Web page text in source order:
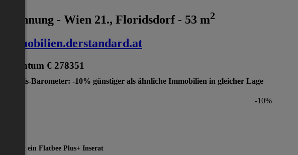
Wohnung - Wien 21., Floridsdorf - 53 m2
immobilien.derstandard.at
Eigentum € 278351
Preis-Barometer: -10% günstiger als ähnliche Immobilien in gleicher Lage
-10%
Dies ist ein Flatbee Plus+ Inserat